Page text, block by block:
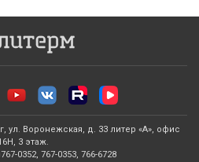
ул. Воронежская, д. 33 литер «А», офис
3 этаж.
0352, 767-0353, 766-6728